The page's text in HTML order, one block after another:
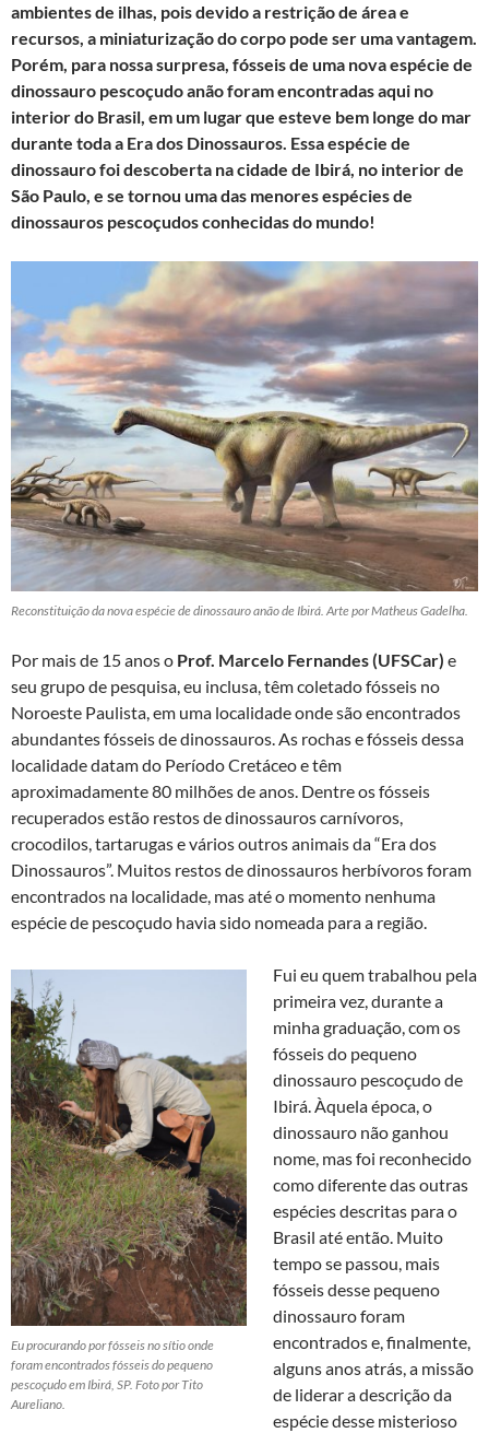
ambientes de ilhas, pois devido a restrição de área e
recursos, a miniaturização do corpo pode ser uma vantagem.
Porém, para nossa surpresa, fósseis de uma nova espécie de
dinossauro pescoçudo anão foram encontradas aqui no
interior do Brasil, em um lugar que esteve bem longe do mar
durante toda a Era dos Dinossauros. Essa espécie de
dinossauro foi descoberta na cidade de Ibirá, no interior de
São Paulo, e se tornou uma das menores espécies de
dinossauros pescoçudos conhecidas do mundo!
Reconstituição da nova espécie de dinossauro anão de Ibirá. Arte por Matheus Gadelha.
Por mais de 15 anos o Prof. Marcelo Fernandes (UFSCar) e
seu grupo de pesquisa, eu inclusa, têm coletado fósseis no
Noroeste Paulista, em uma localidade onde são encontrados
abundantes fósseis de dinossauros. As rochas e fósseis dessa
localidade datam do Período Cretáceo e têm
aproximadamente 80 milhões de anos. Dentre os fósseis
recuperados estão restos de dinossauros carnívoros,
crocodilos, tartarugas e vários outros animais da “Era dos
Dinossauros”. Muitos restos de dinossauros herbívoros foram
encontrados na localidade, mas até o momento nenhuma
espécie de pescoçudo havia sido nomeada para a região.
Eu procurando por fósseis no sítio onde
foram encontrados fósseis do pequeno
pescoçudo em Ibirá, SP. Foto por Tito
Aureliano.
Fui eu quem trabalhou pela
primeira vez, durante a
minha graduação, com os
fósseis do pequeno
dinossauro pescoçudo de
Ibirá. Àquela época, o
dinossauro não ganhou
nome, mas foi reconhecido
como diferente das outras
espécies descritas para o
Brasil até então. Muito
tempo se passou, mais
fósseis desse pequeno
dinossauro foram
encontrados e, finalmente,
alguns anos atrás, a missão
de liderar a descrição da
espécie desse misterioso